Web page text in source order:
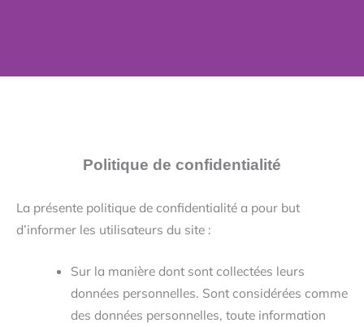
Politique de confidentialité
La présente politique de confidentialité a pour but
d’informer les utilisateurs du site :
Sur la manière dont sont collectées leurs
données personnelles. Sont considérées comme
des données personnelles, toute information